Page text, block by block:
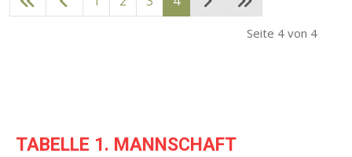
Seite 4 von 4
TABELLE 1. MANNSCHAFT